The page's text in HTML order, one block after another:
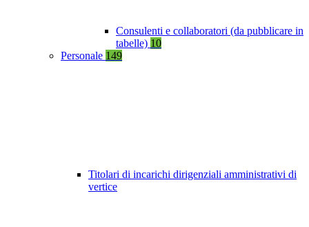
Consulenti e collaboratori (da pubblicare in
tabelle) 10
Personale 149
Titolari di incarichi dirigenziali amministrativi di
vertice